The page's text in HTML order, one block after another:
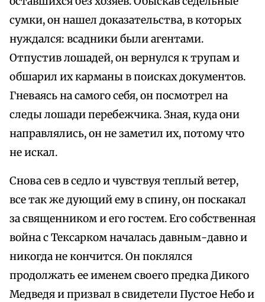
сумки, он нашел доказательства, в которых
нуждался: всадники были агентами.
Отпустив лошадей, он вернулся к трупам и
обшарил их карманы в поисках документов.
Гневаясь на самого себя, он посмотрел на
следы лошади перебежчика. Зная, куда они
направлялись, он не заметил их, потому что
не искал.
Снова сев в седло и чувствуя теплый ветер,
все так же дующий ему в спину, он поскакал
за священником и его гостем. Его собственная
война с Тексарком началась давным-давно и
никогда не кончится. Он поклялся
продолжать ее именем своего предка Дикого
Медведя и призвал в свидетели Пустое Небо и